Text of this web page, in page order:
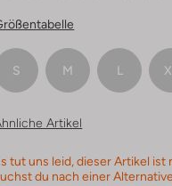
S M L
Artikel
tut uns leid, dieser Artikel
du nach einer